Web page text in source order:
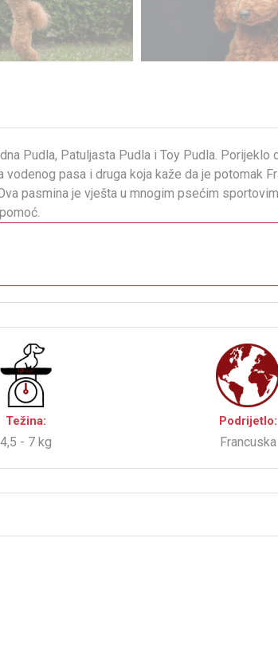
Pudla, Patuljasta Pudla i Toy Pudla.
pasa i druga koja kaže da je potomak
pasmina je vješta u mnogim psećim
Težina:
4,5 - 7 kg
Podrijetlo:
Francuska